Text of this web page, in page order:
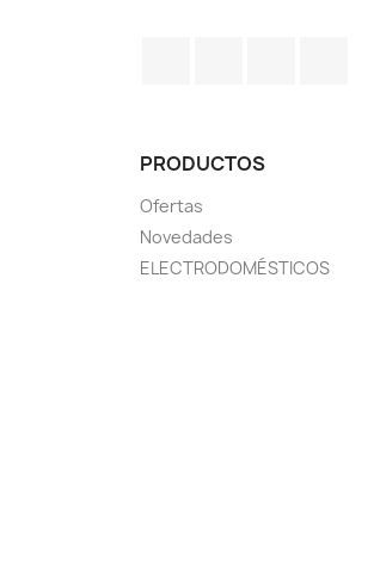
PRODUCTOS
Ofertas
Novedades
ELECTRODOMÉSTICOS